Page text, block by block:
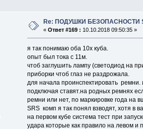
Re: ПОДУШКИ БЕЗОПАСНОСТИ
«Ответ #169 : 10.10.2018 09:50:35 »
я так понимаю оба 10х куба.
опыт был тока с 11м.
чтоб заглушить лампу (светодиод на
приборки чтоб глаз не раздрожала.
для начала проинспектировать ремни.
подключая ставят.на родных ремнях
ремни или нет, по маркировке года на
SRS комп я так понял взводят, хотя в
на первом кубе система тест при
удара которые как правило на левом и